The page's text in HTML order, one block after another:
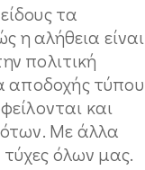
τα
η αλήθεια είναι
πολιτική
αποδοχής τύπου
και
Με άλλα
τύχες όλων μας.